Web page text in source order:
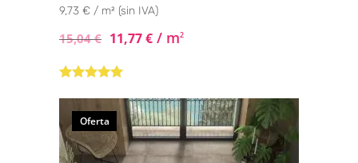
9,73 € / m² (sin IVA)
15,04€ 11,77€ / m2
5.00de 5
Oferta